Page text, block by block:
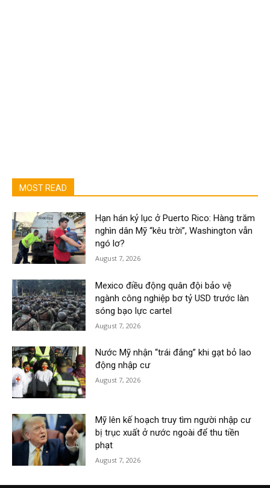
MOST READ
Hạn hán kỷ lục ở Puerto Rico: Hàng trăm
nghìn dân Mỹ “kêu trời”, Washington vẫn
ngó lơ?
August 7, 2026
Mexico điều động quân đội bảo vệ
ngành công nghiệp bơ tỷ USD trước làn
sóng bạo lực cartel
August 7, 2026
Nước Mỹ nhận “trái đắng” khi gạt bỏ lao
động nhập cư
August 7, 2026
Mỹ lên kế hoạch truy tìm người nhập cư
bị trục xuất ở nước ngoài để thu tiền
phạt
August 7, 2026